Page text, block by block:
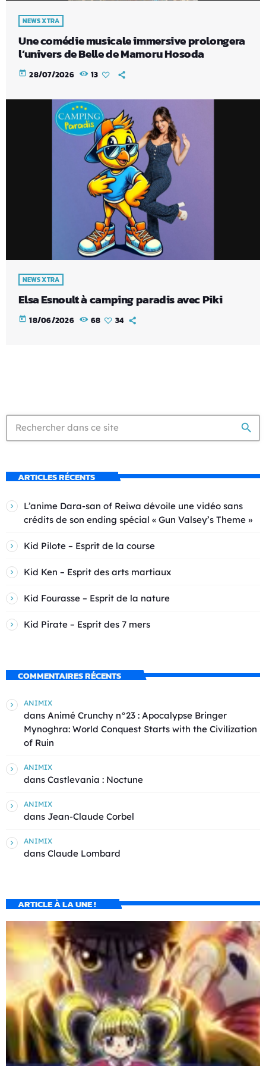
NEWS XTRA
Une comédie musicale immersive prolongera
l’univers de Belle de Mamoru Hosoda
today 28/07/2026 13
NEWS XTRA
Elsa Esnoult à camping paradis avec Piki
today 18/06/2026 68 34
search
ARTICLES RÉCENTS
L’anime Dara-san of Reiwa dévoile une vidéo sans
crédits de son ending spécial « Gun Valsey’s Theme »
Kid Pilote – Esprit de la course
Kid Ken – Esprit des arts martiaux
Kid Fourasse – Esprit de la nature
Kid Pirate – Esprit des 7 mers
COMMENTAIRES RÉCENTS
ANIMIX
dans Animé Crunchy n°23 : Apocalypse Bringer
Mynoghra: World Conquest Starts with the Civilization
of Ruin
ANIMIX
dans Castlevania : Noctune
ANIMIX
dans Jean-Claude Corbel
ANIMIX
dans Claude Lombard
ARTICLE À LA UNE !